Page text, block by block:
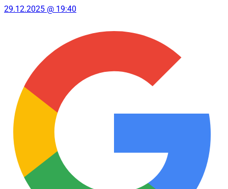
29.12.2025 @ 19:40